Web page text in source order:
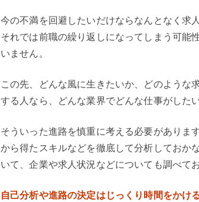
今の不満を回避したいだけならなんとなく求
それでは前職の繰り返しになってしまう可能
いません。
この先、どんな風に生きたいか、どのような
する人なら、どんな業界でどんな仕事がしたい
そういった進路を慎重に考える必要がありま
から得たスキルなどを徹底して分析しておか
いて、企業や求人状況などについても調べて
自己分析や進路の決定はじっくり時間をかけ